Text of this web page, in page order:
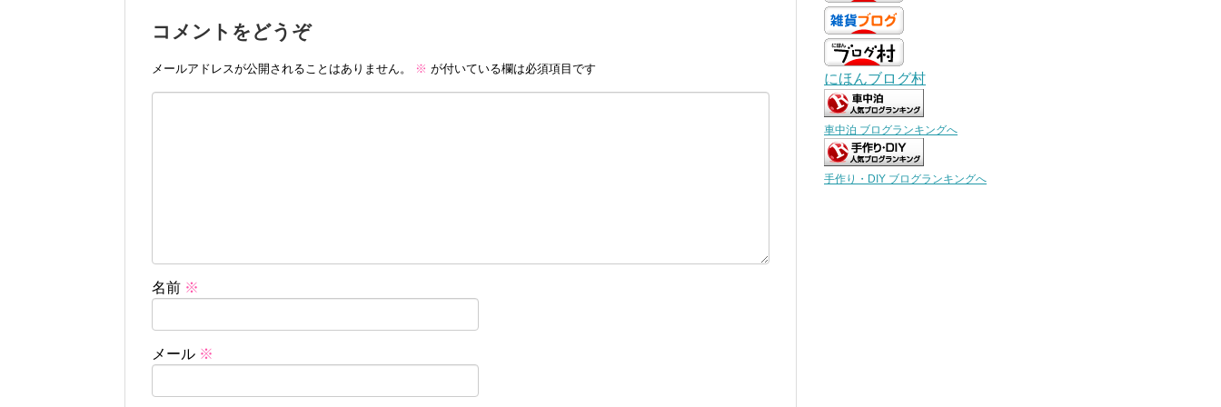
コメントをどうぞ
メールアドレスが公開されることはありません。 ※ が付いている欄は必須項目です
名前 ※
メール ※
にほんブログ村
車中泊 ブログランキングへ
手作り・DIY ブログランキングへ